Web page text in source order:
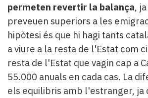
permeten revertir la balança,
preveuen superiors a les
hipòtesi és que hi hagi tants
a viure a la resta de l'Estat com
resta de l'Estat que vagin cap a
55.000 anuals en cada cas. La
els equilibris amb l'estranger, ja